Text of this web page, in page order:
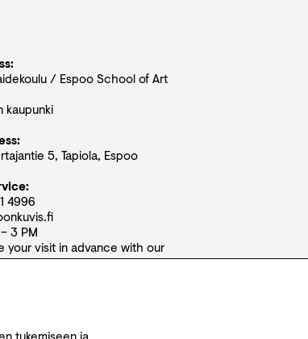
/ Espoo School of Art
kaupunki
5, Tapiola, Espoo
4996
3 PM
your visit in advance with our